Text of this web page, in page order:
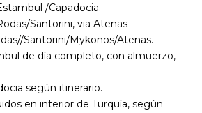
/Capadocia.
Santorini, via Atenas
Santorini/Mykonos/Atenas.
de día completo, con almuerzo,
según itinerario.
en interior de Turquía, según